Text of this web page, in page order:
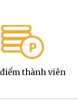
thành viên